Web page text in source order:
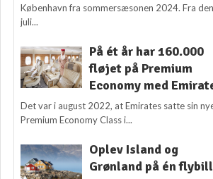
København fra sommersæsonen 2024. Fra
juli...
På ét år har 160.000
fløjet på Premium
Economy med
Det var i august 2022, at Emirates satte sin
Premium Economy Class i...
Oplev Island og
Grønland på én